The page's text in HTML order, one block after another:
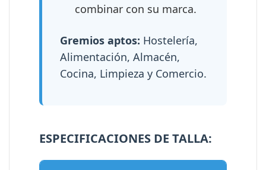
combinar con su marca.
Gremios aptos: Hostelería,
Alimentación, Almacén,
Cocina, Limpieza y Comercio.
ESPECIFICACIONES DE TALLA: